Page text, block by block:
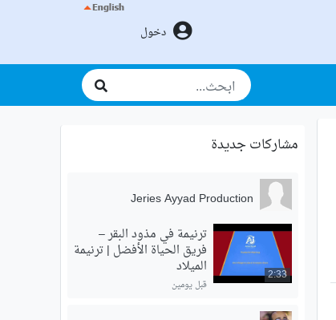
دخول
مشاركات جديدة
Jeries Ayyad Production
2:33
ترنيمة في مذود البقر –
فريق الحياة الأفضل | ترنيمة
الميلاد
قبل يومين